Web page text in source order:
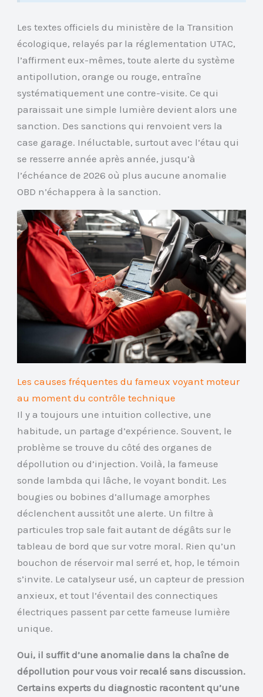
Les textes officiels du ministère de la Transition
écologique, relayés par la réglementation UTAC,
l’affirment eux-mêmes, toute alerte du système
antipollution, orange ou rouge, entraîne
systématiquement une contre-visite. Ce qui
paraissait une simple lumière devient alors une
sanction. Des sanctions qui renvoient vers la
case garage. Inéluctable, surtout avec l’étau qui
se resserre année après année, jusqu’à
l’échéance de 2026 où plus aucune anomalie
OBD n’échappera à la sanction.
Les causes fréquentes du fameux voyant moteur
au moment du contrôle technique
Il y a toujours une intuition collective, une
habitude, un partage d’expérience. Souvent, le
problème se trouve du côté des organes de
dépollution ou d’injection. Voilà, la fameuse
sonde lambda qui lâche, le voyant bondit. Les
bougies ou bobines d’allumage amorphes
déclenchent aussitôt une alerte. Un filtre à
particules trop sale fait autant de dégâts sur le
tableau de bord que sur votre moral. Rien qu’un
bouchon de réservoir mal serré et, hop, le témoin
s’invite. Le catalyseur usé, un capteur de pression
anxieux, et tout l’éventail des connectiques
électriques passent par cette fameuse lumière
unique.
Oui, il suffit d’une anomalie dans la chaîne de
dépollution pour vous voir recalé sans discussion.
Certains experts du diagnostic racontent qu’une